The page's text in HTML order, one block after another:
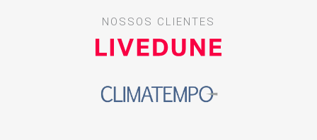
NOSSOS CLIENTES